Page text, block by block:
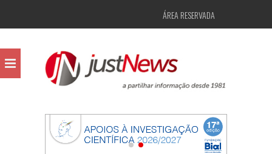
ÁREA RESERVADA